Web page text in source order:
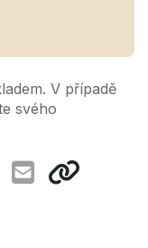
V případě
svého